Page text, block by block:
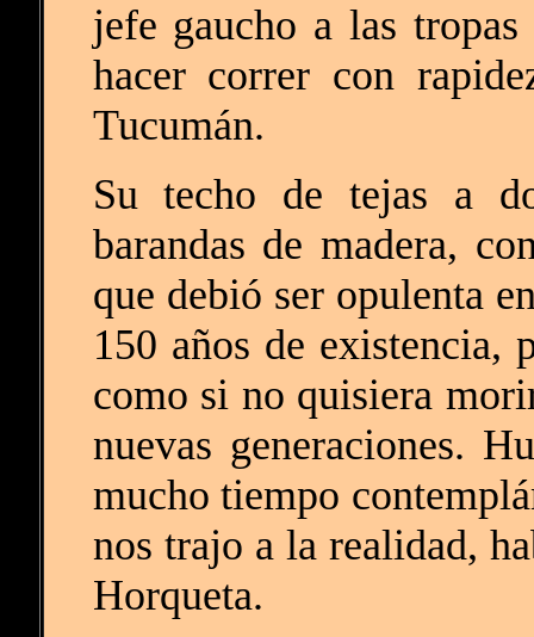
jefe gaucho a las
hacer correr con
Tucumán.
Su techo de tejas a
barandas de madera,
que debió ser opulenta
150 años de existencia,
como si no quisiera
nuevas generaciones.
mucho tiempo
nos trajo a la realidad,
Horqueta.